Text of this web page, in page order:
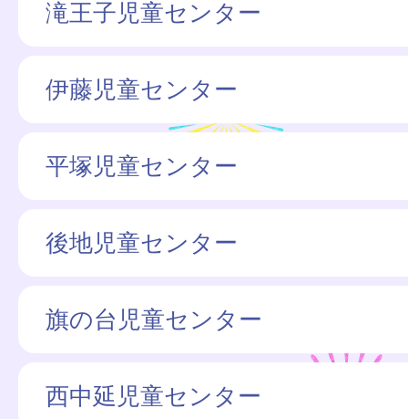
滝王子児童センター
伊藤児童センター
平塚児童センター
後地児童センター
旗の台児童センター
西中延児童センター